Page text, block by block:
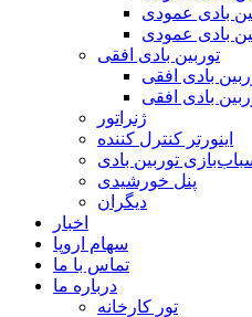
توربین بادی افقی
ژنراتور
اینورتر کنترل کننده
توربین بادی
پنل خورشیدی
دیگران
اخبار
سهام اروپا
تماس با ما
درباره ما
تور کارخانه